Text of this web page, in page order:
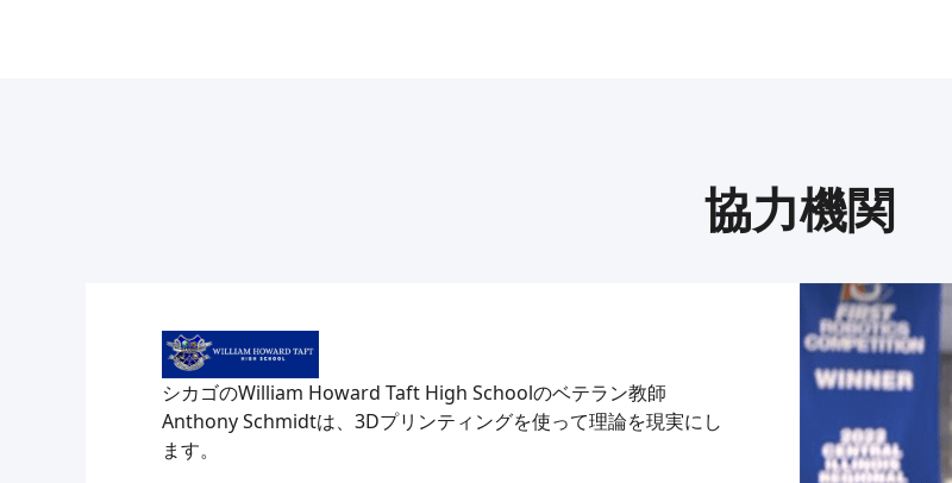
協力機関
シカゴのWilliam Howard Taft High Schoolのベテラン教師
Anthony Schmidtは、3Dプリンティングを使って理論を現実にし
ます。